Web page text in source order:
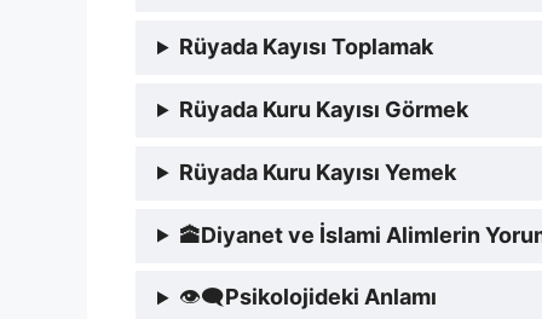
Rüyada Kayısı Toplamak
Rüyada Kuru Kayısı Görmek
Rüyada Kuru Kayısı Yemek
🕋Diyanet ve İslami Alimlerin
👁‍🗨Psikolojideki Anlamı